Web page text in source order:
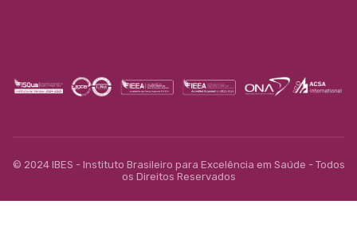
© 2024 IBES - Instituto Brasileiro para Excelência em Saúde - Todos
os Direitos Reservados